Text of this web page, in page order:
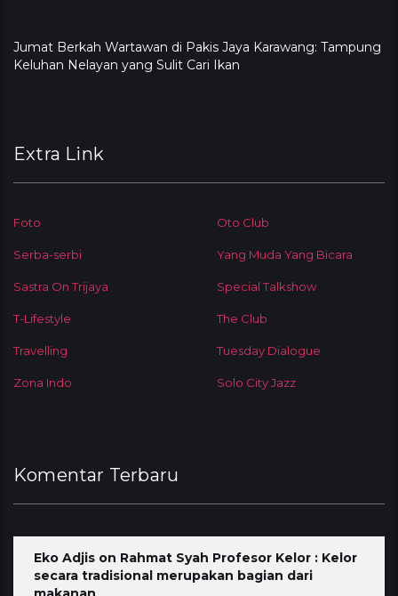
Jumat Berkah Wartawan di Pakis Jaya Karawang: Tampung
Keluhan Nelayan yang Sulit Cari Ikan
Extra Link
Foto Oto Club
Serba-serbi Yang Muda Yang Bicara
Sastra On Trijaya Special Talkshow
T-Lifestyle The Club
Travelling Tuesday Dialogue
Zona Indo Solo City Jazz
Komentar Terbaru
Eko Adjis on Rahmat Syah Profesor Kelor : Kelor
secara tradisional merupakan bagian dari